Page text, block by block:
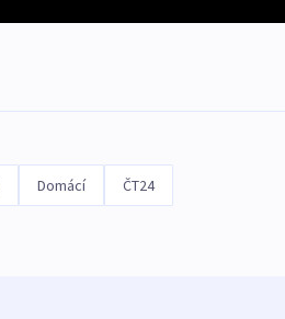
Domácí ČT24